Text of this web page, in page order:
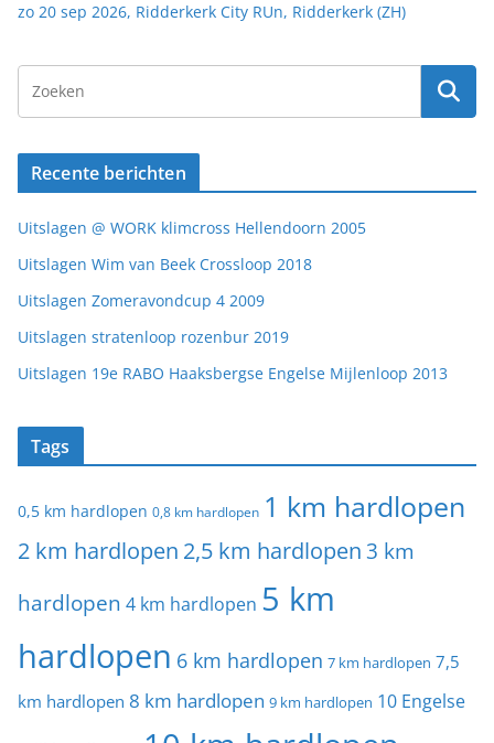
zo 20 sep 2026, Ridderkerk City RUn, Ridderkerk (ZH)
Recente berichten
Uitslagen @ WORK klimcross Hellendoorn 2005
Uitslagen Wim van Beek Crossloop 2018
Uitslagen Zomeravondcup 4 2009
Uitslagen stratenloop rozenbur 2019
Uitslagen 19e RABO Haaksbergse Engelse Mijlenloop 2013
Tags
0,5 km hardlopen 0,8 km hardlopen 1 km hardlopen
2 km hardlopen 2,5 km hardlopen 3 km
hardlopen 4 km hardlopen 5 km
hardlopen 6 km hardlopen 7 km hardlopen 7,5
km hardlopen 8 km hardlopen 9 km hardlopen 10 Engelse